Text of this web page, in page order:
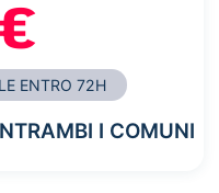
ENTRO 72H
I COMUNI